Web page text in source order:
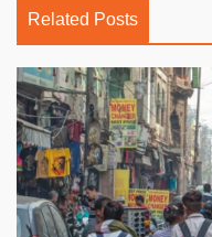
Related Posts